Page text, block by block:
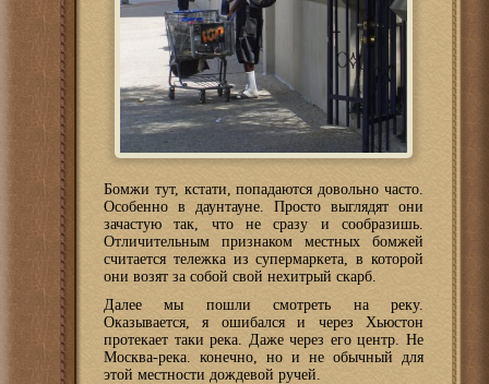
Бомжи тут, кстати, попадаются довольно часто.
Особенно в даунтауне. Просто выглядят они
зачастую так, что не сразу и сообразишь.
Отличительным признаком местных бомжей
считается тележка из супермаркета, в которой
они возят за собой свой нехитрый скарб.
Далее мы пошли смотреть на реку.
Оказывается, я ошибался и через Хьюстон
протекает таки река. Даже через его центр. Не
Москва-река. конечно, но и не обычный для
этой местности дождевой ручей.